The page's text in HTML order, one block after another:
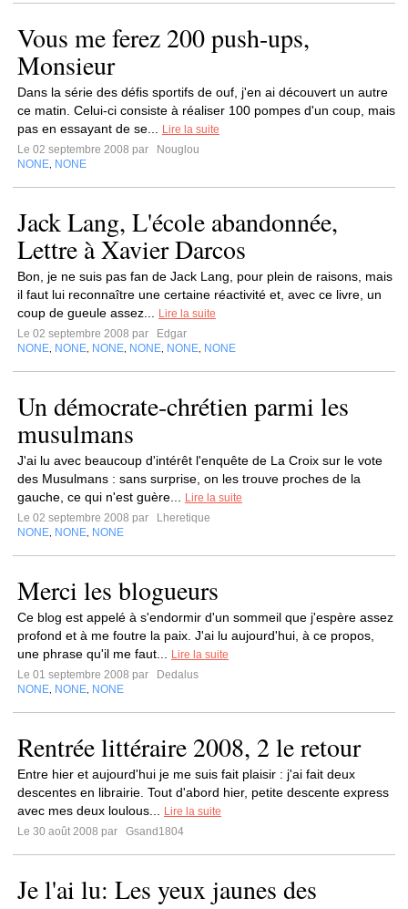
Vous me ferez 200 push-ups,
Monsieur
Dans la série des défis sportifs de ouf, j'en ai découvert un autre
ce matin. Celui-ci consiste à réaliser 100 pompes d'un coup, mais
pas en essayant de se...
Lire la suite
Le 02 septembre 2008 par
Nouglou
NONE NONE
Jack Lang, L'école abandonnée,
Lettre à Xavier Darcos
Bon, je ne suis pas fan de Jack Lang, pour plein de raisons, mais
il faut lui reconnaître une certaine réactivité et, avec ce livre, un
coup de gueule assez...
Lire la suite
Le 02 septembre 2008 par
Edgar
NONE NONE NONE NONE NONE NONE
Un démocrate-chrétien parmi les
musulmans
J'ai lu avec beaucoup d'intérêt l'enquête de La Croix sur le vote
des Musulmans : sans surprise, on les trouve proches de la
gauche, ce qui n'est guère...
Lire la suite
Le 02 septembre 2008 par
Lheretique
NONE NONE NONE
Merci les blogueurs
Ce blog est appelé à s'endormir d'un sommeil que j'espère assez
profond et à me foutre la paix. J'ai lu aujourd'hui, à ce propos,
une phrase qu'il me faut...
Lire la suite
Le 01 septembre 2008 par
Dedalus
NONE NONE NONE
Rentrée littéraire 2008, 2 le retour
Entre hier et aujourd'hui je me suis fait plaisir : j'ai fait deux
descentes en librairie. Tout d'abord hier, petite descente express
avec mes deux loulous...
Lire la suite
Le 30 août 2008 par
Gsand1804
Je l'ai lu: Les yeux jaunes des